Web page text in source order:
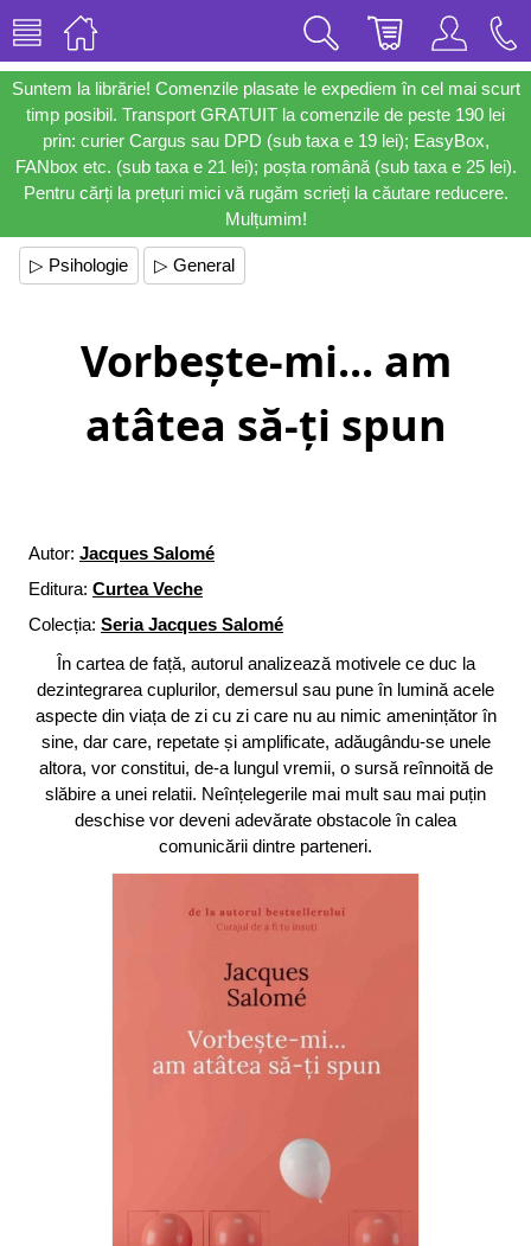
Suntem la librărie! Comenzile plasate le expediem în cel mai scurt
timp posibil. Transport GRATUIT la comenzile de peste 190 lei
prin: curier Cargus sau DPD (sub taxa e 19 lei); EasyBox,
FANbox etc. (sub taxa e 21 lei); poșta română (sub taxa e 25 lei).
Pentru cărți la prețuri mici vă rugăm scrieți la căutare reducere.
Mulțumim!
▷ Psihologie ▷ General
Vorbește-mi... am
atâtea să-ți spun
Autor: Jacques Salomé
Editura: Curtea Veche
Colecția: Seria Jacques Salomé
În cartea de față, autorul analizează motivele ce duc la
dezintegrarea cuplurilor, demersul sau pune în lumină acele
aspecte din viața de zi cu zi care nu au nimic amenințător în
sine, dar care, repetate și amplificate, adăugându-se unele
altora, vor constitui, de-a lungul vremii, o sursă reînnoită de
slăbire a unei relatii. Neînțelegerile mai mult sau mai puțin
deschise vor deveni adevărate obstacole în calea
comunicării dintre parteneri.